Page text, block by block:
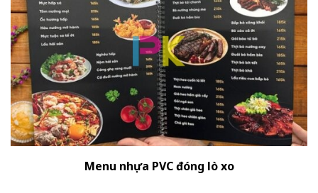
Menu nhựa PVC đóng lò xo